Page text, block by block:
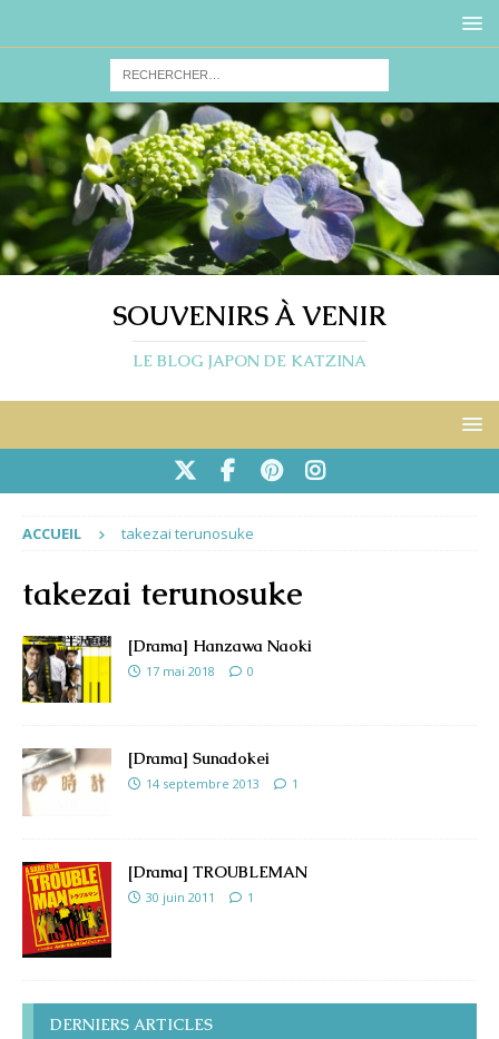
SOUVENIRS À VENIR
LE BLOG JAPON DE KATZINA
ACCUEIL takezai terunosuke
takezai terunosuke
[Drama] Hanzawa Naoki
17 mai 2018 0
[Drama] Sunadokei
14 septembre 2013 1
[Drama] TROUBLEMAN
30 juin 2011 1
DERNIERS ARTICLES